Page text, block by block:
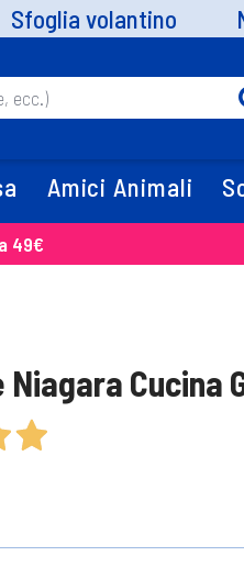
Sfoglia volantino
Amici Animali
49€
Niagara Cucina